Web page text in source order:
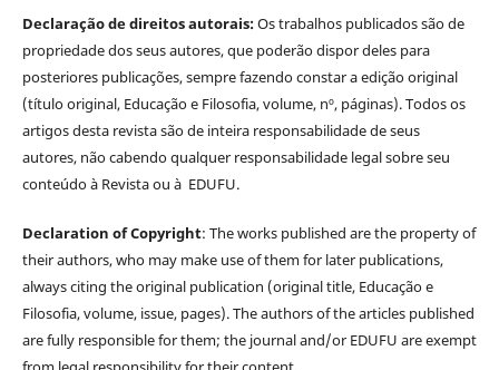
Declaração de direitos autorais:Os trabalhos publicados são de
propriedade dos seus autores, que poderão dispor deles para
posteriores publicações, sempre fazendo constar a edição original
(título original, Educação e Filosofia, volume, nº, páginas). Todos os
artigos desta revista são de inteira responsabilidade de seus
autores, não cabendo qualquer responsabilidade legal sobre seu
conteúdo à Revista ou à EDUFU.
Declaration of Copyright: The works published are the property of
their authors, who may make use of them for later publications,
always citing the original publication (original title, Educação e
Filosofia, volume, issue, pages). The authors of the articles published
are fully responsible for them; the journal and/or EDUFU are exempt